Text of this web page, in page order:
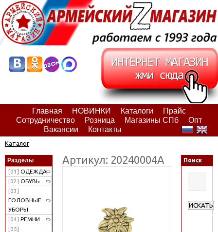
Главная НОВИНКИ Каталоги
Прайс
Сотрудничество
Розница Магазины СПб
Опт
Вакансии
Контакты
Каталог
Разделы
[01] ОДЕЖДА
[02] ОБУВЬ
[03]
ГОЛОВНЫЕ
УБОРЫ
[04] РЕМНИ
[05]
Артикул: 20240004А Поиск
ИСКАТЬ